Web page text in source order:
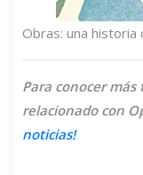
Obras: una historia
Para conocer
relacionado con
noticias!